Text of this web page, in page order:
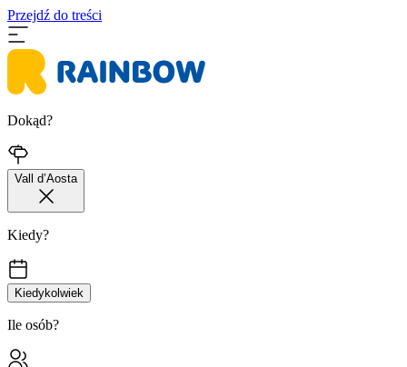
Przejdź do treści
Dokąd?
Vall d’Aosta
Kiedy?
Kiedykolwiek
Ile osób?